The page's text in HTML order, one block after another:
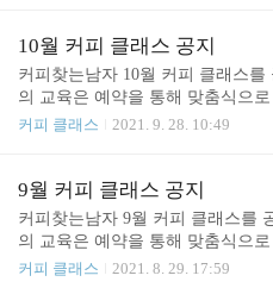
- TDS란 무엇인가? 어떻게 측정하
잉 콘트롤 챠트의 시작 - TDS 농도
대적 시도 - Matt P..
의 연락처를 통해서 문의해주시면
다. 1. 브루잉 베이직스 (Brewing
직스 클래스는 핸드드립 및 커피
이해하는 시간입니다. 커피를 이
우기 원하시는 분을 위한 자리입니
있는 바리스타에 맞춰져 있다고
기 - 커피 브루잉/추출의 기본 역학
분해) - 추출과 에너지 - TDS란 ..
10월 커피 클래스 공지
커피찾는남자 10월 커피 클래스를
의 교육은 예약을 통해 맞춤식으로
하단의 연락처를 통해서 문의해주
는 시간입니다. 커피를 이론적/체
하시는 분을 위한 자리입니다. 완
있는 수업이 아니라, 현업에 종사
스타에 맞춰져 있다고 보시면 됩
브루잉/추출의 기본 역학(용해, 확
커피 클래스 2021. 9. 28. 10:49
9월 커피 클래스 공지
커피찾는남자 9월 커피 클래스를
의 교육은 예약을 통해 맞춤식으로
하단의 연락처를 통해서 문의해주
커피 클래스 2021. 8. 29. 17:59